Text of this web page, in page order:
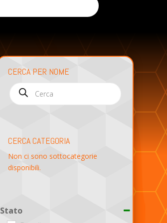
CERCA PER NOME
Products
search
CERCA CATEGORIA
Non ci sono sottocategorie
disponibili.
Stato